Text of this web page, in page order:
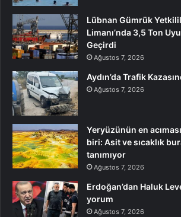
Lübnan Gümrük
Limanı’nda 3,5 Ton
Geçirdi
Ağustos 7, 2026
Aydın’da Trafik
Ağustos 7, 2026
Yeryüzünün en
biri: Asit ve sıcaklık
tanımıyor
Ağustos 7, 2026
Erdoğan’dan Haluk
yorum
Ağustos 7, 2026